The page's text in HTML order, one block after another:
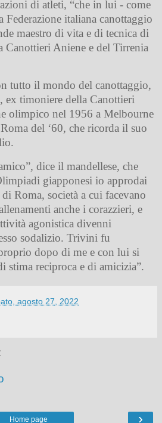
di atleti, “che in lui - come
italiana canottaggio
maestro di vita e di tecnica di
Aniene e del Tirrenia
tutto il mondo del canottaggio,
ex timoniere della Canottieri
olimpico nel 1956 a Melbourne
del ‘60, che ricorda il suo
dice il mandellese, che
giapponesi io approdai
Roma, società a cui facevano
anche i corazzieri, e
agonistica divenni
sodalizio. Trivini fu
dopo di me e con lui si
stima reciproca e di amicizia”.
agosto 27, 2022
›
Home page